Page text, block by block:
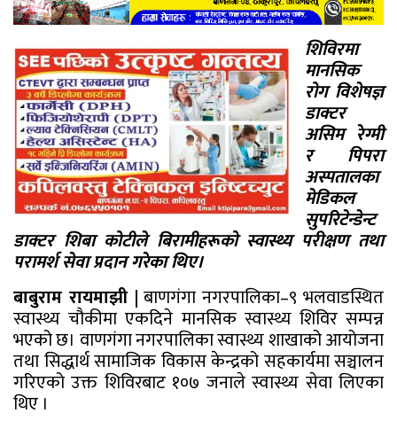
शिविरमा
मानसिक
रोग विशेषज्ञ
डाक्टर
असिम रेग्मी
र पिपरा
अस्पतालका
मेडिकल
सुपरिटेन्डेन्ट
डाक्टर शिबा कोटीले बिरामीहरूको स्वास्थ्य परीक्षण तथा
परामर्श सेवा प्रदान गरेका थिए।
बाबुराम रायमाझी | बाणगंगा नगरपालिका–९ भलवाडस्थित
स्वास्थ्य चौकीमा एकदिने मानसिक स्वास्थ्य शिविर सम्पन्न
भएको छ। वाणगंगा नगरपालिका स्वास्थ्य शाखाको आयोजना
तथा सिद्धार्थ सामाजिक विकास केन्द्रको सहकार्यमा सञ्चालन
गरिएको उक्त शिविरबाट १०७ जनाले स्वास्थ्य सेवा लिएका
थिए ।